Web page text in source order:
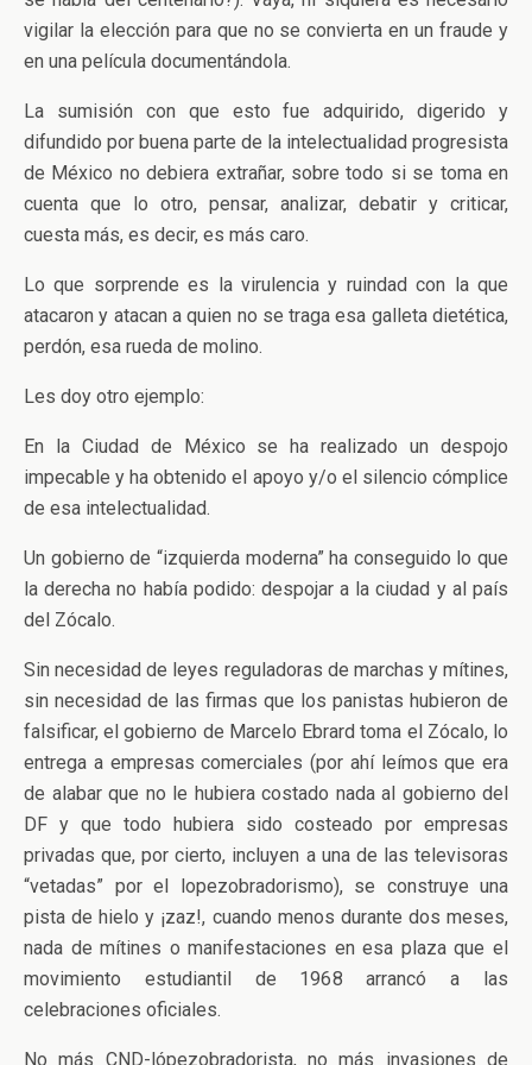
vigilar la elección para que no se convierta en un fraude y
en una película documentándola.
La sumisión con que esto fue adquirido, digerido y
difundido por buena parte de la intelectualidad progresista
de México no debiera extrañar, sobre todo si se toma en
cuenta que lo otro, pensar, analizar, debatir y criticar,
cuesta más, es decir, es más caro.
Lo que sorprende es la virulencia y ruindad con la que
atacaron y atacan a quien no se traga esa galleta dietética,
perdón, esa rueda de molino.
Les doy otro ejemplo:
En la Ciudad de México se ha realizado un despojo
impecable y ha obtenido el apoyo y/o el silencio cómplice
de esa intelectualidad.
Un gobierno de “izquierda moderna” ha conseguido lo que
la derecha no había podido: despojar a la ciudad y al país
del Zócalo.
Sin necesidad de leyes reguladoras de marchas y mítines,
sin necesidad de las firmas que los panistas hubieron de
falsificar, el gobierno de Marcelo Ebrard toma el Zócalo, lo
entrega a empresas comerciales (por ahí leímos que era
de alabar que no le hubiera costado nada al gobierno del
DF y que todo hubiera sido costeado por empresas
privadas que, por cierto, incluyen a una de las televisoras
“vetadas” por el lopezobradorismo), se construye una
pista de hielo y ¡zaz!, cuando menos durante dos meses,
nada de mítines o manifestaciones en esa plaza que el
movimiento estudiantil de 1968 arrancó a las
celebraciones oficiales.
No más CND-lópezobradorista, no más invasiones de